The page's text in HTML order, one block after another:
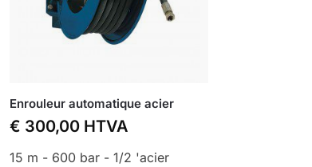
Enrouleur automatique acier
€ 300,00 HTVA
15 m - 600 bar - 1/2 'acier